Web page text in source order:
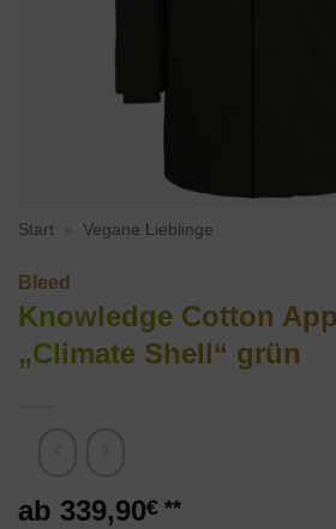
Start Vegane Lieblinge
Bleed
Knowledge Cotton
„Climate Shell“ grün
339,90€